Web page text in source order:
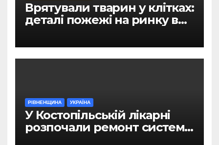
Врятували тварин у клітках:
деталі пожежі на ринку в
РІВНЕНЩИНА УКРАЇНА
У Костопільській лікарні
розпочали ремонт системи